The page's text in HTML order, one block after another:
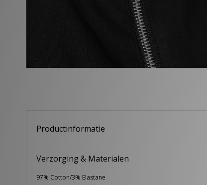
Productinformatie
Verzorging & Materialen
97% Cotton/3% Elastane